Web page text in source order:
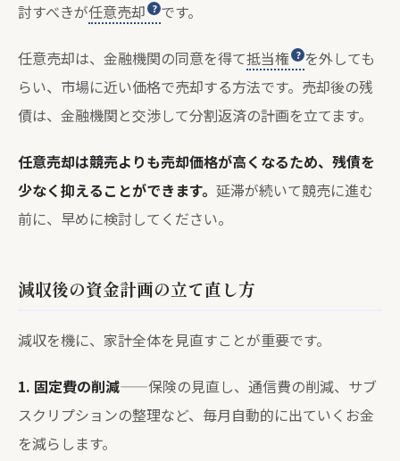
討すべきが任意売却 です。
任意売却は、金融機関の同意を得て抵当権
を外しても
らい、市場に近い価格で売却する方法です。売却後の残
債は、金融機関と交渉して分割返済の計画を立てます。
任意売却は競売よりも売却価格が高くなるため、残債を
少なく抑えることができます。 延滞が続いて競売に進む
前に、早めに検討してください。
減収後の資金計画の立て直し方
減収を機に、家計全体を見直すことが重要です。
1. 固定費の削減——保険の見直し、通信費の削減、サブ
スクリプションの整理など、毎月自動的に出ていくお金
を減らします。